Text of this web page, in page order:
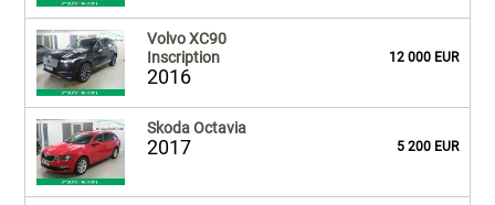
Volvo XC90
Inscription
2016
12 000 EUR
Skoda Octavia
2017 5 200 EUR